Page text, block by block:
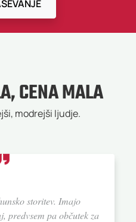
CENA MALA
modrejši ljudje.
storitev. Imajo
predvsem pa občutek za